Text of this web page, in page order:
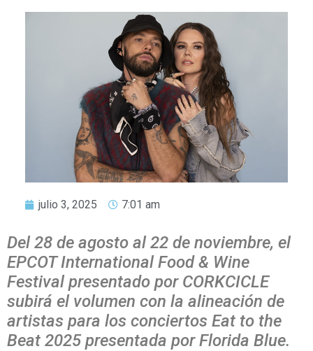
julio 3, 2025 7:01 am
Del 28 de agosto al 22 de noviembre, el
EPCOT International Food & Wine
Festival presentado por CORKCICLE
subirá el volumen con la alineación de
artistas para los conciertos Eat to the
Beat 2025 presentada por Florida Blue.